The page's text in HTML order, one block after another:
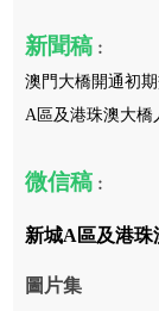
新聞稿 ︰
澳門大橋開通初
A區及港珠澳大橋
微信稿 ︰
新城A區及港珠
圖片集